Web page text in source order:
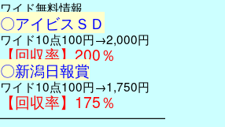
ワイド無料情報
〇アイビスＳＤ
ワイド10点100円→2,000円
【回収率】200％
〇新潟日報賞
ワイド10点100円→1,750円
【回収率】175％
━━━━━━━━━━━━━━